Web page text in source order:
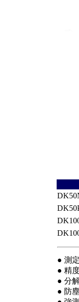
● 測
● 精
● 分
● 防